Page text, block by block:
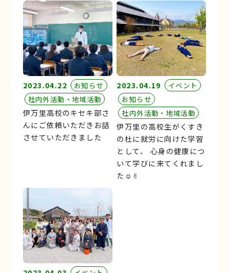
2023.04.22
お知らせ
社内外活動・地域活動
伊万里高校のキセキ部さ
んにご依頼いただきお話
させていただきました
2023.04.19
イベント
お知らせ
社内外活動・地域活動
伊万里の高校生がくすき
の杜に就労に向けた学習
として、 心身の健康につ
いて学びに来てくれまし
た☺︎✌︎